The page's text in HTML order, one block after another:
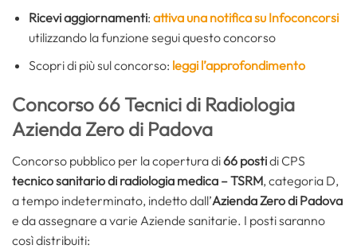
Ricevi aggiornamenti: attiva una notifica su Infoconcorsi
utilizzando la funzione segui questo concorso
Scopri di più sul concorso: leggi l’approfondimento
Concorso 66 Tecnici di Radiologia
Azienda Zero di Padova
Concorso pubblico per la copertura di66 postidi CPS
tecnico sanitario di radiologia medica – TSRM, categoria D,
a tempo indeterminato, indetto dall’Azienda Zero di Padova
e da assegnare a varie Aziende sanitarie. I posti saranno
così distribuiti: